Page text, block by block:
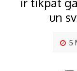
un
5